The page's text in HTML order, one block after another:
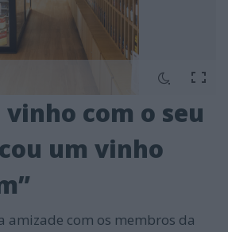
com o seu
um vinho
amizade com os membros da